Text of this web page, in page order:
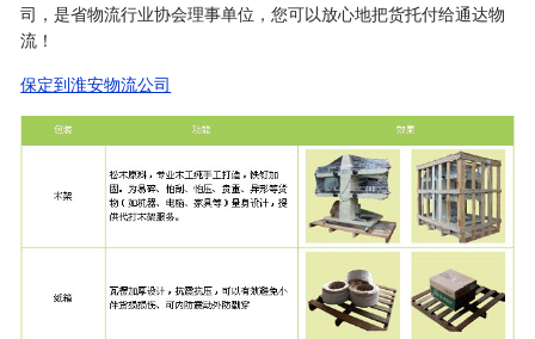
司，是省物流行业协会理事单位，您可以放心地把货托付给通达物
流！
保定到淮安物流公司